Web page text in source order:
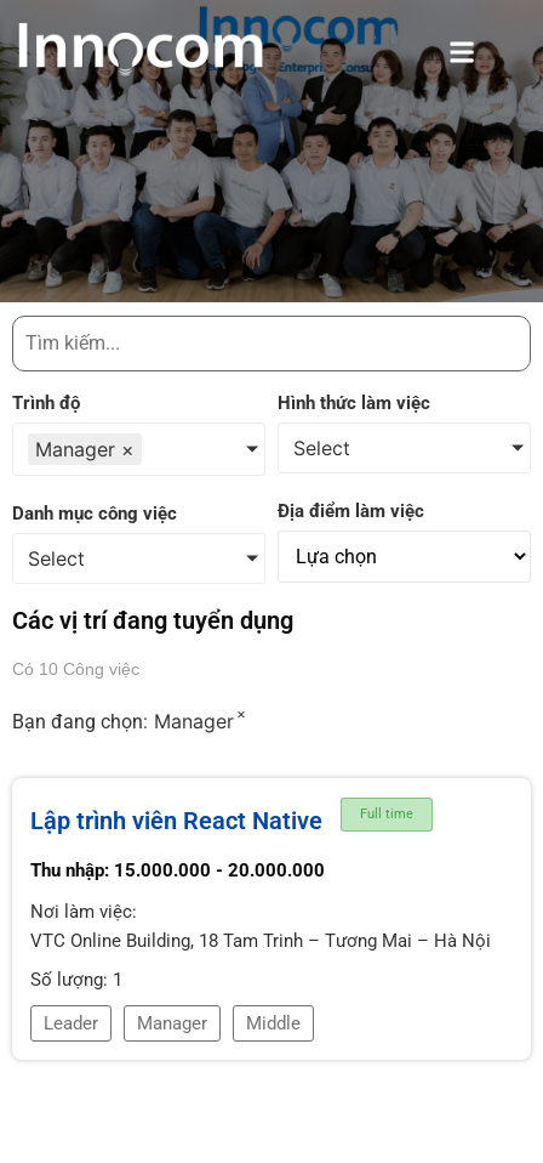
Trình độ
Manager ×
Danh mục công việc
Select
Hình thức làm việc
Select
Địa điểm làm việc
Các vị trí đang tuyển dụng
Có 10 Công việc
Bạn đang chọn: Manager ×
Lập trình viên React Native Full time
Thu nhập: 15.000.000 - 20.000.000
Nơi làm việc:
VTC Online Building, 18 Tam Trinh – Tương Mai – Hà Nội
Số lượng: 1
Leader
Manager Middle